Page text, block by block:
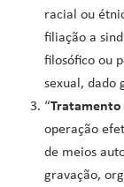
racial ou
filiação a
filosófico ou
sexual, dado
“Tratamento
operação
de meios
gravação,